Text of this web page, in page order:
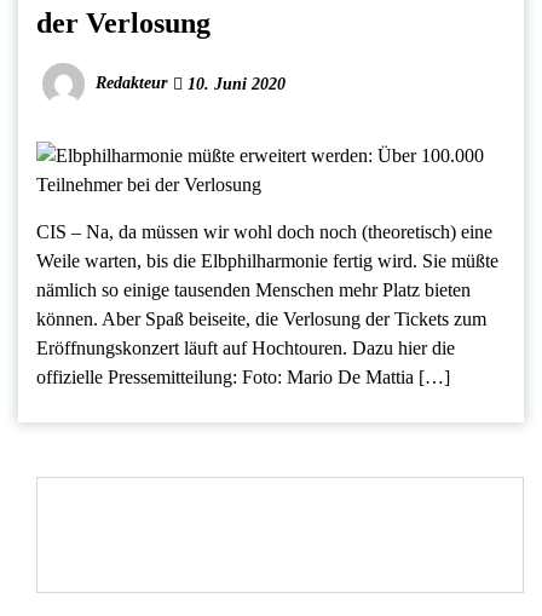
der Verlosung
Redakteur 10. Juni 2020
CIS – Na, da müssen wir wohl doch noch (theoretisch) eine
Weile warten, bis die Elbphilharmonie fertig wird. Sie müßte
nämlich so einige tausenden Menschen mehr Platz bieten
können. Aber Spaß beiseite, die Verlosung der Tickets zum
Eröffnungskonzert läuft auf Hochtouren. Dazu hier die
offizielle Pressemitteilung: Foto: Mario De Mattia […]